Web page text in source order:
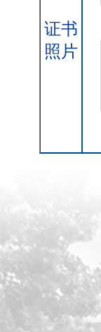
证书
照片